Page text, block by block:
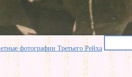
фотографии Третьего Рейха